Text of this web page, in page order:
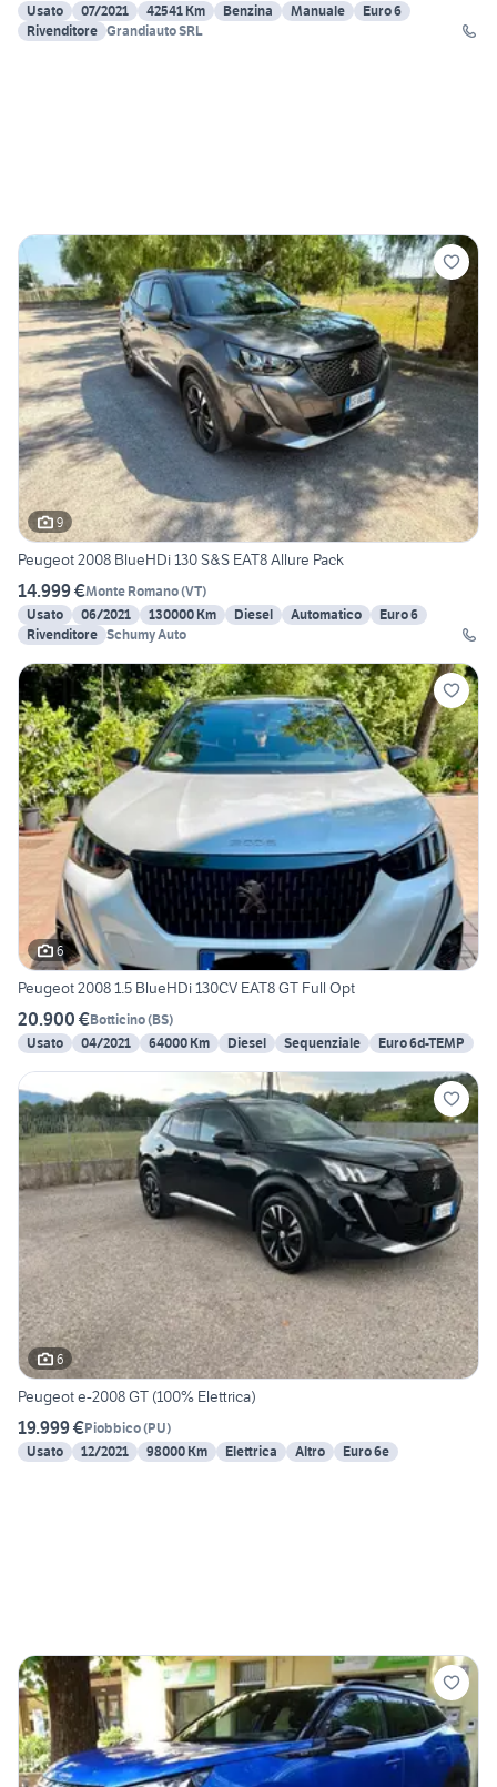
Usato
07/2021 42541 Km Benzina Manuale
Euro 6
Rivenditore Grandiauto SRL
9
Peugeot 2008 BlueHDi 130 S&S EAT8 Allure Pack
14.999 €Monte Romano(VT)
Usato
06/2021 130000 Km Diesel Automatico
Euro 6
Rivenditore Schumy Auto
6
Peugeot 2008 1.5 BlueHDi 130CV EAT8 GT Full Opt
20.900 €Botticino(BS)
Usato
04/2021 64000 Km Diesel Sequenziale Euro 6d-TEMP
6
Peugeot e-2008 GT (100% Elettrica)
19.999 €Piobbico(PU)
Usato
12/2021 98000 Km Elettrica Altro Euro 6e